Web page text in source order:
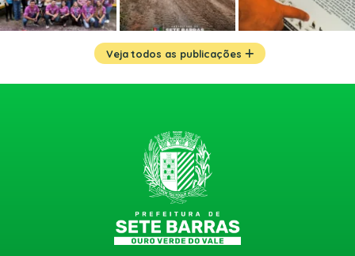
Veja todos as publicações